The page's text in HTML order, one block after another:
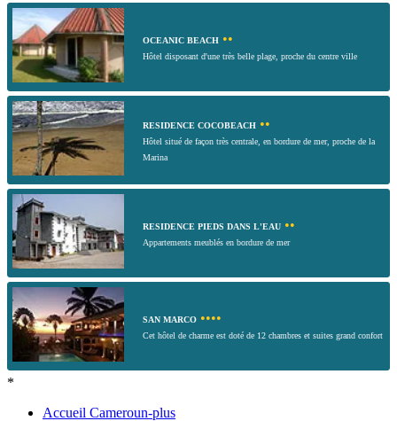
OCEANIC BEACH ••
Hôtel disposant d'une très belle plage, proche du centre ville
RESIDENCE COCOBEACH ••
Hôtel situé de façon très centrale, en bordure de mer, proche de la
Marina
RESIDENCE PIEDS DANS L'EAU ••
Appartements meublés en bordure de mer
SAN MARCO ••••
Cet hôtel de charme est doté de 12 chambres et suites grand confort
*
Accueil Cameroun-plus